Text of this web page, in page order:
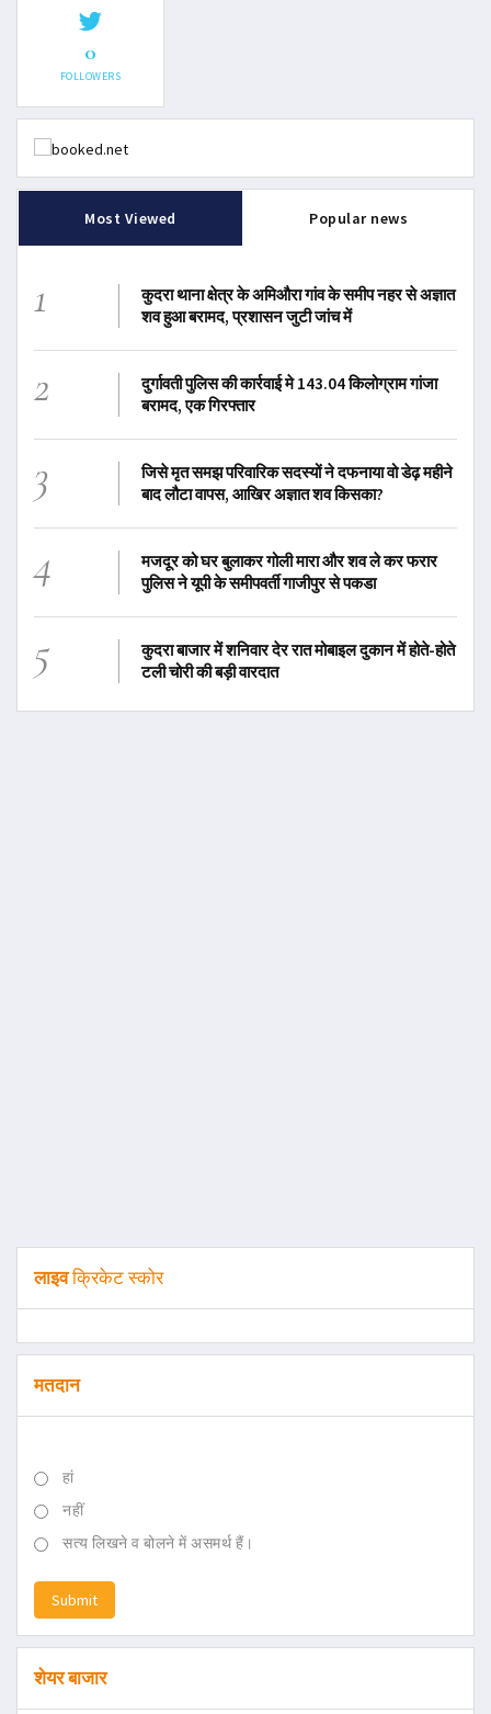
0
FOLLOWERS
Most Viewed Popular news
1
कुदरा थाना क्षेत्र के अमिऔरा गांव के समीप नहर से अज्ञात
शव हुआ बरामद, प्रशासन जुटी जांच में
2
दुर्गावती पुलिस की कार्रवाई मे 143.04 किलोग्राम गांजा
बरामद, एक गिरफ्तार
3
जिसे मृत समझ परिवारिक सदस्यों ने दफनाया वो डेढ़ महीने
बाद लौटा वापस, आखिर अज्ञात शव किसका?
4
मजदूर को घर बुलाकर गोली मारा और शव ले कर फरार
पुलिस ने यूपी के समीपवर्ती गाजीपुर से पकडा
5
कुदरा बाजार में शनिवार देर रात मोबाइल दुकान में होते-होते
टली चोरी की बड़ी वारदात
लाइवक्रिकेट स्कोर
मतदान
हां
नहीं
सत्य लिखने व बोलने में असमर्थ हैं।
Submit
शेयर बाजार